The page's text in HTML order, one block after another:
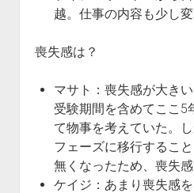
越。仕事の内容も少し変
喪失感は？
マサト：喪失感が大きい
受験期間を含めてここ5
て物事を考えていた。
フェーズに移行するこ
無くなったため、喪失感
ケイジ：あまり喪失感を